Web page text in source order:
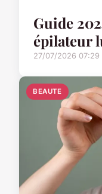
Guide
épilateur
27/07/2026 07:29
BEAUTE